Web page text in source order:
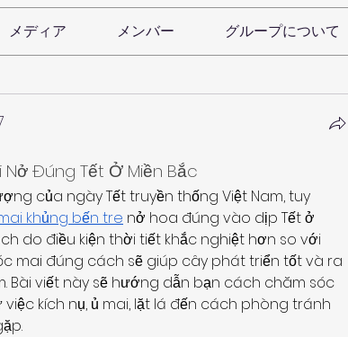
メディア メンバー グループについて
Đúng Tết Ở Miền Bắc
của ngày Tết truyền thống Việt Nam, tuy
khủng bến tre nở hoa đúng vào dịp Tết ở
do điều kiện thời tiết khắc nghiệt hơn so với
mai đúng cách sẽ giúp cây phát triển tốt và ra
Bài viết này sẽ hướng dẫn bạn cách chăm sóc
việc kích nụ, ủ mai, lặt lá đến cách phòng tránh